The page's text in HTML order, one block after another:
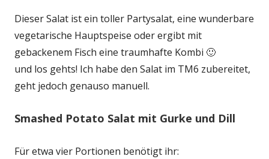
Dieser Salat ist ein toller Partysalat, eine wunderbare
vegetarische Hauptspeise oder ergibt mit
gebackenem Fisch eine traumhafte Kombi 🙂
und los gehts! Ich habe den Salat im TM6 zubereitet,
geht jedoch genauso manuell.
Smashed Potato Salat mit Gurke und Dill
Für etwa vier Portionen benötigt ihr: